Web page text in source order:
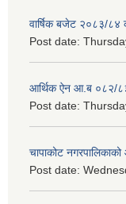
वार्षिक बजेट २०८३/८४
Post date:
आर्थिक ऐन आ.ब ०८२/
Post date:
चापाकोट
Post date: